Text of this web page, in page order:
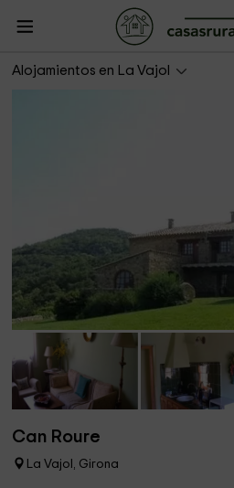
Alojamientos en La Vajol
Can Roure
La Vajol, Girona